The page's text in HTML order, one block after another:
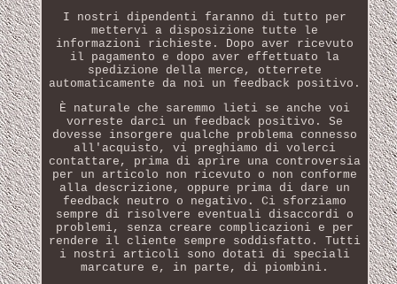
I nostri dipendenti faranno di tutto per
mettervi a disposizione tutte le
informazioni richieste. Dopo aver ricevuto
il pagamento e dopo aver effettuato la
spedizione della merce, otterrete
automaticamente da noi un feedback positivo.
È naturale che saremmo lieti se anche voi
vorreste darci un feedback positivo. Se
dovesse insorgere qualche problema connesso
all'acquisto, vi preghiamo di volerci
contattare, prima di aprire una controversia
per un articolo non ricevuto o non conforme
alla descrizione, oppure prima di dare un
feedback neutro o negativo. Ci sforziamo
sempre di risolvere eventuali disaccordi o
problemi, senza creare complicazioni e per
rendere il cliente sempre soddisfatto. Tutti
i nostri articoli sono dotati di speciali
marcature e, in parte, di piombini.